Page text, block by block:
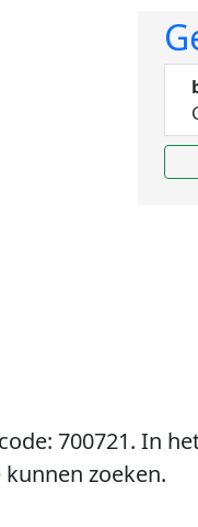
700721. In
zoeken.